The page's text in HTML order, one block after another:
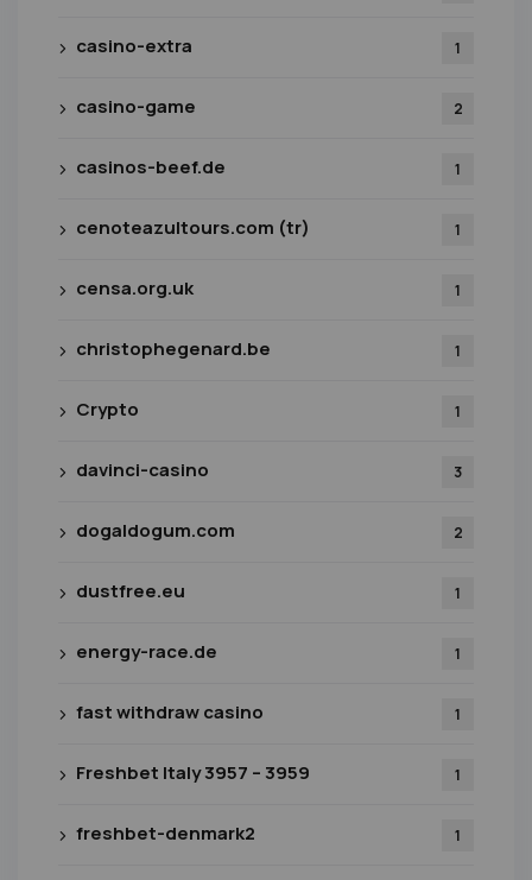
casino-extra 1
casino-game 2
casinos-beef.de 1
cenoteazultours.com (tr) 1
censa.org.uk 1
christophegenard.be 1
Crypto 1
davinci-casino 3
dogaldogum.com 2
dustfree.eu 1
energy-race.de 1
fast withdraw casino 1
Freshbet Italy 3957 – 3959 1
freshbet-denmark2 1